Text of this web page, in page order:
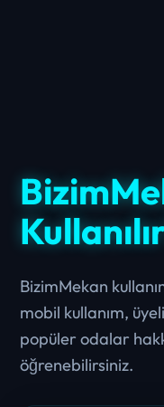
BizimMekan
mobil kullanım,
popüler odalar
öğrenebilirsiniz.